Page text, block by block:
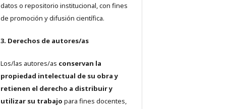
datos o repositorio institucional, con fines
de promoción y difusión científica.
3. Derechos de autores/as
Los/las autores/as conservan la
propiedad intelectual de su obra y
retienen el derecho a distribuir y
utilizar su trabajo para fines docentes,